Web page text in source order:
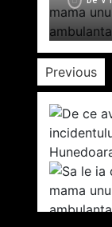
Previous